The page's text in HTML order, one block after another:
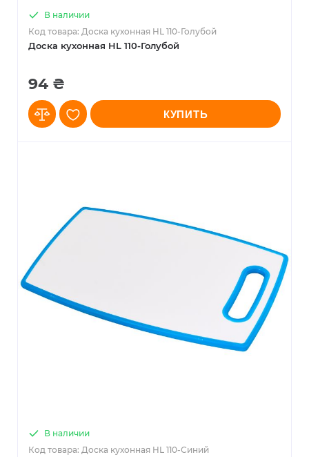
Доска кухонная HL 110-Голубой
В наличии
Код товара: Доска кухонная HL 110-Голубой
94 ₴
КУПИТЬ
В наличии
Код товара: Доска кухонная HL 110-Синий